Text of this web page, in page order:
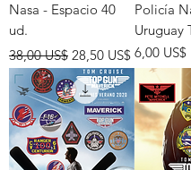
Nasa - Espacio 40
ud.
Precio
38,00 US$ Precio de oferta
28,50 US$
Policía
Uruguay
Precio
6,00 US$